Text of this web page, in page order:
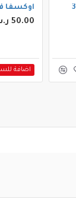
اوكسفا
50.00 ر.س
اضافة